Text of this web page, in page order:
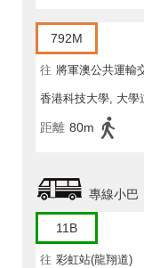
792M
往 將軍澳公共運輸
香港科技大學, 大學
距離 80m
專線小巴
11B
往 彩虹站(龍翔道)